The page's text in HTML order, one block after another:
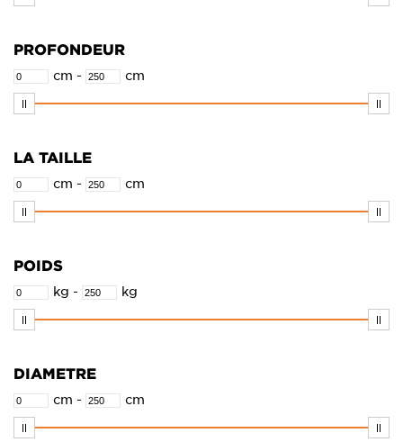
Nouveaux produits
Pièces de rechange
Mitigeurs
Mitigeurs pour baignoires
PROFONDEUR
cm - cm
LA TAILLE
cm - cm
POIDS
kg - kg
DIAMETRE
cm - cm